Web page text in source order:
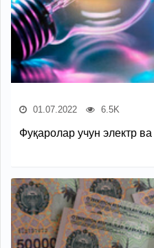
01.07.2022 6.5K
Фуқаролар учун электр